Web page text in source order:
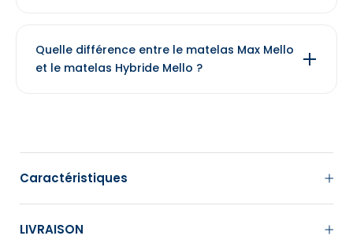
Quelle différence entre le matelas Max Mello
et le matelas Hybride Mello ?
Caractéristiques
LIVRAISON